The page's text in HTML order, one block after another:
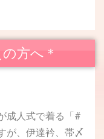
方へ＊
成人式で着る「#
が、伊達衿、帯〆